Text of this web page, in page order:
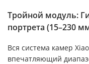
Тройной модуль:
портрета (15–230
Вся система камер
впечатляющий